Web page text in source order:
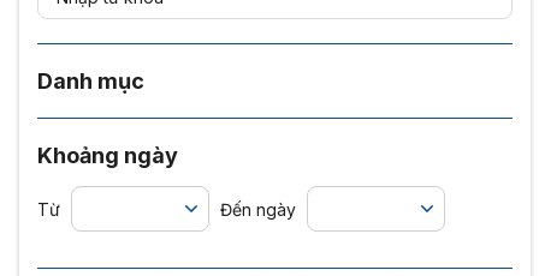
Danh mục
Khoảng ngày
Từ Đến ngày